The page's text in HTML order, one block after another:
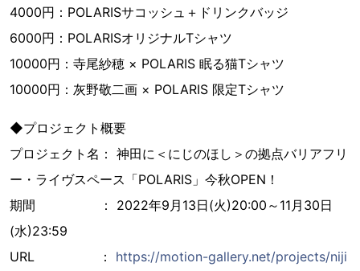
4000円：POLARISサコッシュ＋ドリンクバッジ
6000円：POLARISオリジナルTシャツ
10000円：寺尾紗穂 × POLARIS 眠る猫Tシャツ
10000円：灰野敬二画 × POLARIS 限定Tシャツ
◆プロジェクト概要
プロジェクト名： 神田に＜にじのほし＞の拠点バリアフリ
ー・ライヴスペース「POLARIS」今秋OPEN！
期間 ： 2022年9月13日(火)20:00～11月30日
(水)23:59
URL ： https://motion-gallery.net/projects/niji